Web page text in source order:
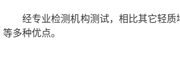
经专业检测机构测试，相比其它轻
等多种优点。